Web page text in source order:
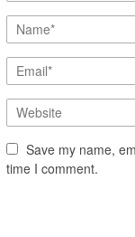
Save my name,
time I comment.